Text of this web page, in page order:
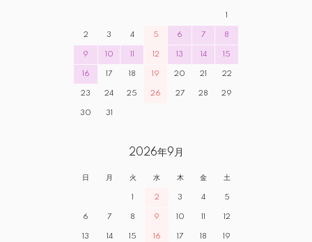
1
2 3 4 5 6 7 8
9 10 11 12 13 14 15
16 17 18 19 20 21 22
23 24 25 26 27 28 29
30 31
2026年9月
日 月 火 水 木 金 土
1 2 3 4 5
6 7 8 9 10 11 12
13 14 15 16 17 18 19